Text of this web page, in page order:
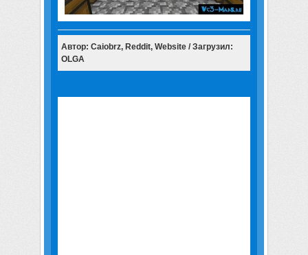
Автор: Caiobrz, Reddit, Website / Загрузил:
OLGA